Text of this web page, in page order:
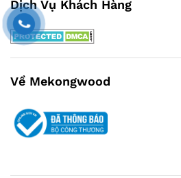
Dịch Vụ Khách Hàng
Về Mekongwood